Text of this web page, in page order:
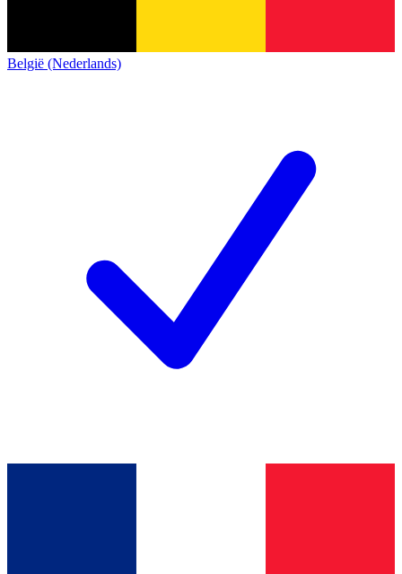
België (Nederlands)